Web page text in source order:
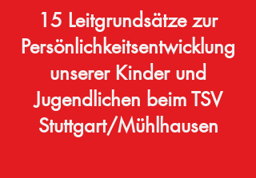
15 Leitgrundsätze zur
Persönlichkeitsentwicklung
unserer Kinder und
Jugendlichen beim TSV
Stuttgart/Mühlhausen